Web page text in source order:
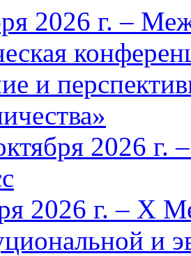
2026 г. –
и
2026 г.
2026 г. – X
и